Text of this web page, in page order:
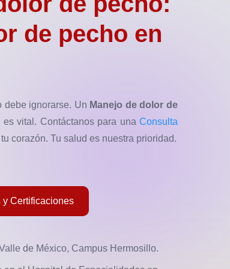
de pecho en
debe ignorarse. Un Manejo de dolor de
es vital. Contáctanos para unaConsulta
corazón. Tu salud es nuestra prioridad.
Certificaciones
de México, Campus Hermosillo.